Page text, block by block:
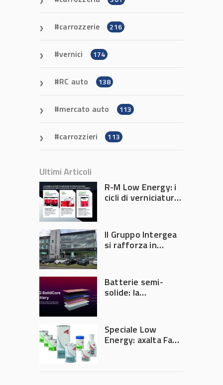
carrozzerie 216
vernici 174
RC auto 138
mercato auto 113
carrozzieri 113
Ultimi Articoli
R-M Low Energy: i
cicli di verniciatura
tempi e costi in
carrozzeria
Il Gruppo Intergea
si rafforza in
Batterie semi-
solide: la
accelerare la
rivoluzione
dell’auto elettrica
Speciale Low
Energy: axalta Fast
riduce consumi